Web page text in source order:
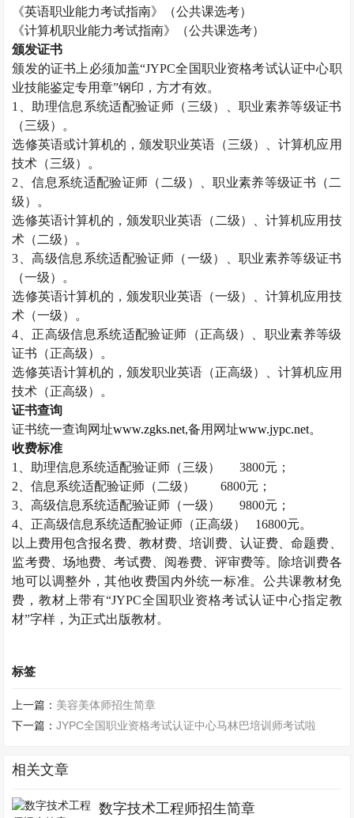
《英语职业能力考试指南》（公共课选考）
《计算机职业能力考试指南》（公共课选考）
颁发证书
颁发的证书上必须加盖“JYPC全国职业资格考试认证中心职
业技能鉴定专用章”钢印，方才有效。
1
、助理信息系统适配验证师（三级）、职业素养等级证书
（三级）。
选修英语或计算机的，颁发职业英语（三级）、计算机应用
技术（三级）。
2 、信息系统适配验证师（二级）、职业素养等级证书（二
级）。
选修英语计算机的，颁发职业英语（二级）、计算机应用技
术（二级）。
3 、高级信息系统适配验证师（一级）、职业素养等级证书
（一级）。
选修英语计算机的，颁发职业英语（一级）、计算机应用技
术（一级）。
4 、正高级信息系统适配验证师（正高级）、职业素养等级
证书（正高级）。
选修英语计算机的，颁发职业英语（正高级）、计算机应用
技术（正高级）。
证书查询
证书统一查询网址www.zgks.net,备用网址www.jypc.net。
收费标准
1
、助理信息系统适配验证师（三级） 3800元；
2 、信息系统适配验证师（二级） 6800元；
3 、高级信息系统适配验证师（一级） 9800元；
4 、正高级信息系统适配验证师（正高级） 16800元。
以上费用包含报名费、教材费、培训费、认证费、命题费、
监考费、场地费、考试费、阅卷费、评审费等。除培训费各
地可以调整外，其他收费国内外统一标准。公共课教材免
费，教材上带有“JYPC全国职业资格考试认证中心指定教
材”字样，为正式出版教材。
标签
上一篇： 美容美体师招生简章
下一篇：JYPC全国职业资格考试认证中心马林巴培训师考试啦
相关文章
数字技术工程师招生简章